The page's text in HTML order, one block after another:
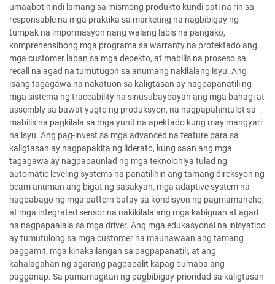
umaabot hindi lamang sa mismong produkto kundi pati na rin sa
responsable na mga praktika sa marketing na nagbibigay ng
tumpak na impormasyon nang walang labis na pangako,
komprehensibong mga programa sa warranty na protektado ang
mga customer laban sa mga depekto, at mabilis na proseso sa
recall na agad na tumutugon sa anumang nakilalang isyu. Ang
isang tagagawa na nakatuon sa kaligtasan ay nagpapanatili ng
mga sistema ng traceability na sinusubaybayan ang mga bahagi at
assembly sa bawat yugto ng produksyon, na nagpapahintulot sa
mabilis na pagkilala sa mga yunit na apektado kung may mangyari
na isyu. Ang pag-invest sa mga advanced na feature para sa
kaligtasan ay nagpapakita ng liderato, kung saan ang mga
tagagawa ay nagpapaunlad ng mga teknolohiya tulad ng
automatic leveling systems na panatilihin ang tamang direksyon ng
beam anuman ang bigat ng sasakyan, mga adaptive system na
nagbabago ng mga pattern batay sa kondisyon ng pagmamaneho,
at mga integrated sensor na nakikilala ang mga kabiguan at agad
na nagpapaalala sa mga driver. Ang mga edukasyonal na inisyatibo
ay tumutulong sa mga customer na maunawaan ang tamang
paggamit, mga kinakailangan sa pagpapanatili, at ang
kahalagahan ng agarang pagpapalit kapag bumaba ang
pagganap. Sa pamamagitan ng pagbibigay-prioridad sa kaligtasan